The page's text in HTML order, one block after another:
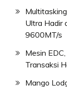
Ultra Hadir
9600MT/s
Mesin
Transaksi
Mango